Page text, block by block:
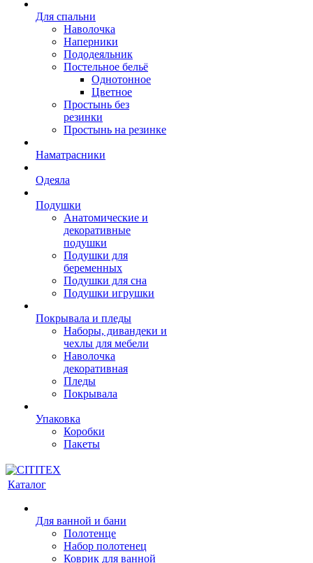
Для спальни
Наволочка
Наперники
Пододеяльник
Постельное бельё
Однотонное
Цветное
Простынь без
резинки
Простынь на резинке
Наматрасники
Одеяла
Подушки
Анатомические и
декоративные
подушки
Подушки для
беременных
Подушки для сна
Подушки игрушки
Покрывала и пледы
Наборы, дивандеки и
чехлы для мебели
Наволочка
декоративная
Пледы
Покрывала
Упаковка
Коробки
Пакеты
Каталог
Для ванной и бани
Полотенце
Набор полотенец
Коврик для ванной